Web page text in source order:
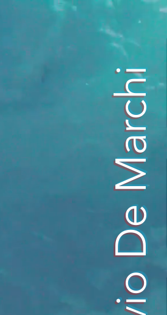
Livio De Marchi